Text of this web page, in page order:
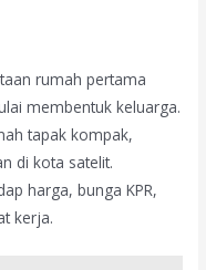
rumah pertama
membentuk keluarga.
tapak kompak,
di kota satelit.
harga, bunga KPR,
kerja.